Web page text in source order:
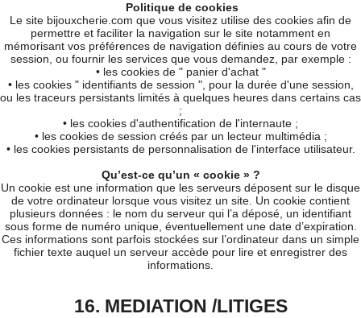
Politique de cookies
Le site bijouxcherie.com que vous visitez utilise des cookies afin de
permettre et faciliter la navigation sur le site notamment en
mémorisant vos préférences de navigation définies au cours de votre
session, ou fournir les services que vous demandez, par exemple :
• les cookies de " panier d'achat "
• les cookies " identifiants de session ", pour la durée d'une session,
ou les traceurs persistants limités à quelques heures dans certains cas
;
• les cookies d'authentification de l'internaute ;
• les cookies de session créés par un lecteur multimédia ;
• les cookies persistants de personnalisation de l'interface utilisateur.
Qu’est-ce qu’un « cookie » ?
Un cookie est une information que les serveurs déposent sur le disque
de votre ordinateur lorsque vous visitez un site. Un cookie contient
plusieurs données : le nom du serveur qui l’a déposé, un identifiant
sous forme de numéro unique, éventuellement une date d’expiration.
Ces informations sont parfois stockées sur l’ordinateur dans un simple
fichier texte auquel un serveur accède pour lire et enregistrer des
informations.
16. MEDIATION /LITIGES